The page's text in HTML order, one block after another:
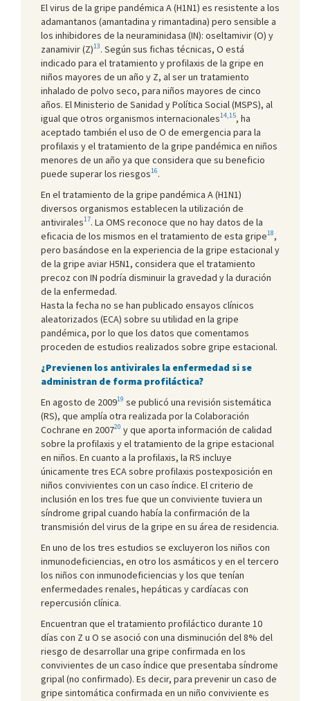
El virus de la gripe pandémica A (H1N1) es resistente a los
adamantanos (amantadina y rimantadina) pero sensible a
los inhibidores de la neuraminidasa (IN): oseltamivir (O) y
zanamivir (Z)13. Según sus fichas técnicas, O está
indicado para el tratamiento y profilaxis de la gripe en
niños mayores de un año y Z, al ser un tratamiento
inhalado de polvo seco, para niños mayores de cinco
años. El Ministerio de Sanidad y Política Social (MSPS), al
igual que otros organismos internacionales14,15, ha
aceptado también el uso de O de emergencia para la
profilaxis y el tratamiento de la gripe pandémica en niños
menores de un año ya que considera que su beneficio
puede superar los riesgos16.
En el tratamiento de la gripe pandémica A (H1N1)
diversos organismos establecen la utilización de
antivirales17. La OMS reconoce que no hay datos de la
eficacia de los mismos en el tratamiento de esta gripe18,
pero basándose en la experiencia de la gripe estacional y
de la gripe aviar H5N1, considera que el tratamiento
precoz con IN podría disminuir la gravedad y la duración
de la enfermedad.
Hasta la fecha no se han publicado ensayos clínicos
aleatorizados (ECA) sobre su utilidad en la gripe
pandémica, por lo que los datos que comentamos
proceden de estudios realizados sobre gripe estacional.
¿Previenen los antivirales la enfermedad si se
administran de forma profiláctica?
En agosto de 200919 se publicó una revisión sistemática
(RS), que amplía otra realizada por la Colaboración
Cochrane en 200720 y que aporta información de calidad
sobre la profilaxis y el tratamiento de la gripe estacional
en niños. En cuanto a la profilaxis, la RS incluye
únicamente tres ECA sobre profilaxis postexposición en
niños convivientes con un caso índice. El criterio de
inclusión en los tres fue que un conviviente tuviera un
síndrome gripal cuando había la confirmación de la
transmisión del virus de la gripe en su área de residencia.
En uno de los tres estudios se excluyeron los niños con
inmunodeficiencias, en otro los asmáticos y en el tercero
los niños con inmunodeficiencias y los que tenían
enfermedades renales, hepáticas y cardíacas con
repercusión clínica.
Encuentran que el tratamiento profiláctico durante 10
días con Z u O se asoció con una disminución del 8% del
riesgo de desarrollar una gripe confirmada en los
convivientes de un caso índice que presentaba síndrome
gripal (no confirmado). Es decir, para prevenir un caso de
gripe sintomática confirmada en un niño conviviente es